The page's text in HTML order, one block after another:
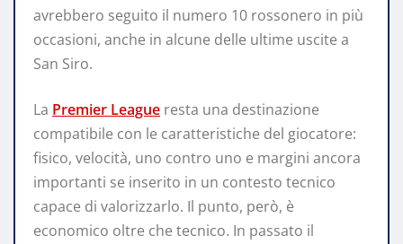
avrebbero seguito il numero 10 rossonero in più
occasioni, anche in alcune delle ultime uscite a
San Siro.
La Premier League resta una destinazione
compatibile con le caratteristiche del giocatore:
fisico, velocità, uno contro uno e margini ancora
importanti se inserito in un contesto tecnico
capace di valorizzarlo. Il punto, però, è
economico oltre che tecnico. In passato il